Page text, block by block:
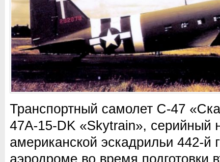
Транспортный самолет С-47
47A-15-DK «Skytrain», серийный
американской эскадрильи 442-й
аэродроме во время подготовки